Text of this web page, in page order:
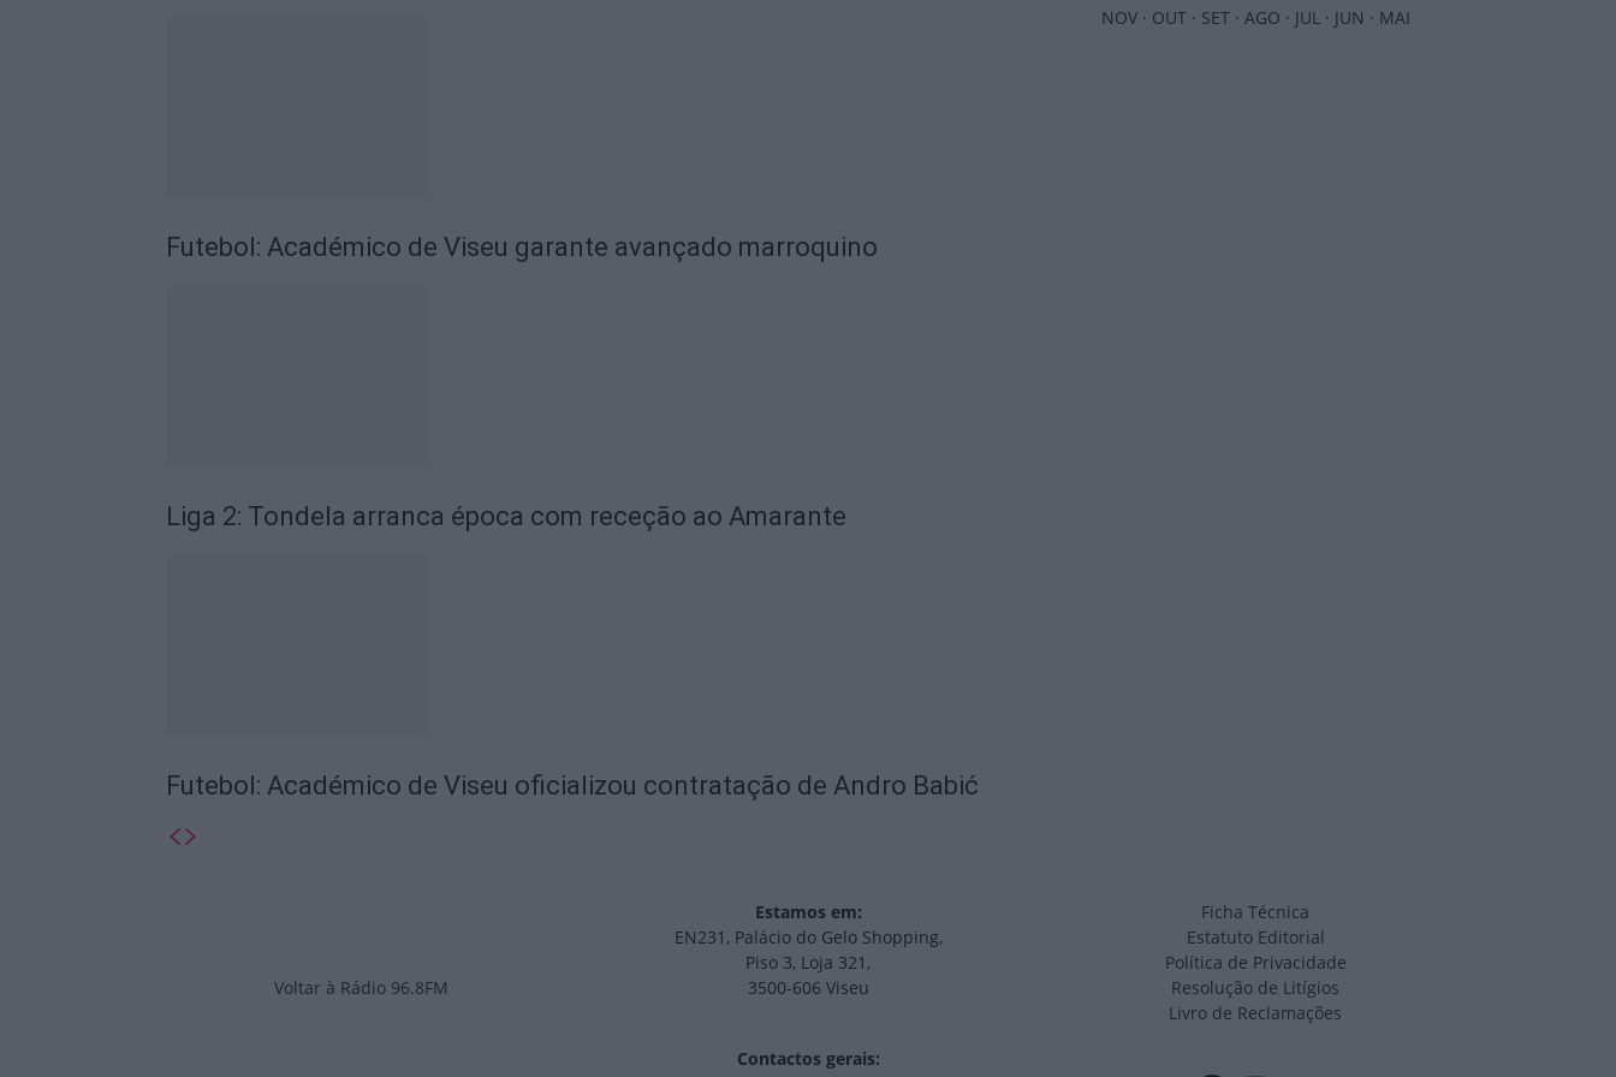
Futebol: Académico de Viseu garante avançado marroquino
Liga 2: Tondela arranca época com receção ao Amarante
Futebol: Académico de Viseu oficializou contratação de Andro Babić
NOV· OUT· SET· AGO · JUL· JUN · MAI
Voltar à Rádio 96.8FM
Estamos em:
EN231, Palácio do Gelo Shopping,
Piso 3, Loja 321,
3500-606 Viseu
Contactos gerais:
Ficha Técnica
Estatuto Editorial
Política de Privacidade
Resolução de Litígios
Livro de Reclamações